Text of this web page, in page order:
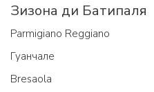
Зизона ди Батипаля
Parmigiano Reggiano
Гуанчале
Bresaola